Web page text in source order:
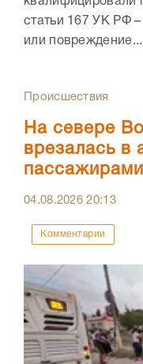
статьи 167 УК РФ
или повреждение...
Происшествия
На севере
врезалась в
пассажирами
04.08.202620:13
Комментарии